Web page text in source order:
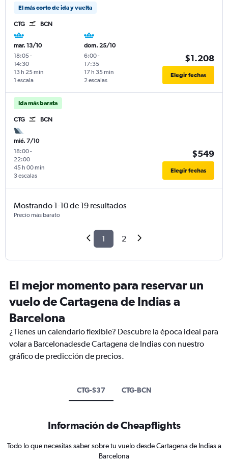
El más corto de ida y vuelta
CTG BCN
mar. 13/10
18:05-
14:30
1 escala
13 h 25 min
dom. 25/10
6:00-
17:35
2 escalas
17 h 35 min
$1.208
Elegir fechas
Ida más barata
CTG BCN
mié. 7/10
18:00-
22:00
3 escalas
45 h 00 min
$549
Elegir fechas
Mostrando 1-10 de 19 resultados
Precio más barato
1 2
El mejor momento para reservar un
vuelo de Cartagena de Indias a
Barcelona
¿Tienes un calendario flexible? Descubre la época ideal para
volar a Barcelonadesde Cartagena de Indias con nuestro
gráfico de predicción de precios.
CTG-S37 CTG-BCN
Información de Cheapflights
Todo lo que necesitas saber sobre tu vuelo desde Cartagena de Indias a
Barcelona